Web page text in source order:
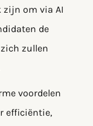
zijn om via AI
de
zullen
voordelen
efficiëntie,